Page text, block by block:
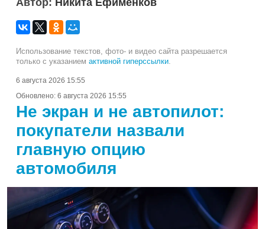
Автор: Никита Ефименков
Использование текстов, фото- и видео сайта разрешается
только с указанием активной гиперссылки.
6 августа 2026 15:55
Обновлено: 6 августа 2026 15:55
Не экран и не автопилот:
покупатели назвали
главную опцию
автомобиля